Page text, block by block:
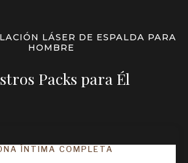
LÁSER DE ESPALDA PARA
HOMBRE
Packs para Él
ÍNTIMA COMPLETA